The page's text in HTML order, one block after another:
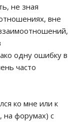
не зная
вне
одну ошибку в
часто
ко мне или к
на форумах) с